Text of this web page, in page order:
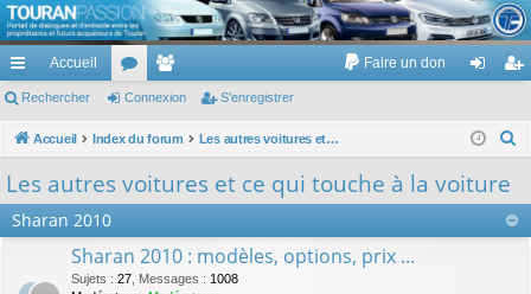
TouranPassion
Le forum des propriétaires ou futurs acquéreurs du Volkswagen Touran
cc
ès
pi
de
Accueil
or
u
s
e
m
es
Faire un don
ne
on
nr
ist
re
Rechercher Connexion S’enregistrer
Accueil Index du forum Les autres voitures et ce qui touche à la voiture
Les autres voitures et ce qui touche à la voiture
Sharan 2010
Sharan 2010 : modèles, options, prix ...
Sujets : 27 Messages : 1008